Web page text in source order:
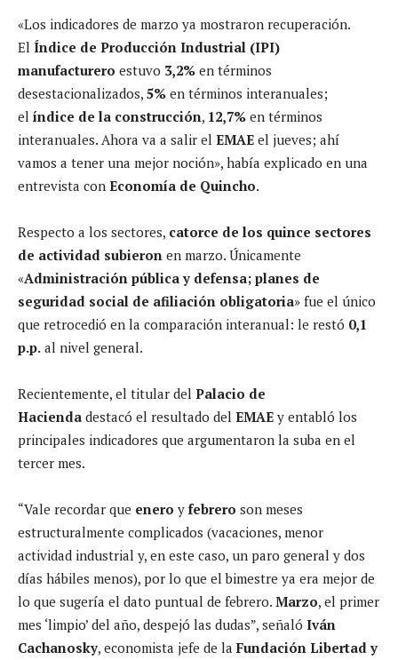
«Los indicadores de marzo ya mostraron recuperación.
El Índice de Producción Industrial (IPI)
manufacturero estuvo 3,2% en términos
desestacionalizados, 5% en términos interanuales;
el índice de la construcción, 12,7% en términos
interanuales. Ahora va a salir el EMAE el jueves; ahí
vamos a tener una mejor noción», había explicado en una
entrevista con Economía de Quincho.
Respecto a los sectores, catorce de los quince sectores
de actividad subieron en marzo. Únicamente
«Administración pública y defensa; planes de
seguridad social de afiliación obligatoria» fue el único
que retrocedió en la comparación interanual: le restó 0,1
p.p. al nivel general.
Recientemente, el titular del Palacio de
Hacienda destacó el resultado del EMAE y entabló los
principales indicadores que argumentaron la suba en el
tercer mes.
“Vale recordar que enero y febrero son meses
estructuralmente complicados (vacaciones, menor
actividad industrial y, en este caso, un paro general y dos
días hábiles menos), por lo que el bimestre ya era mejor de
lo que sugería el dato puntual de febrero. Marzo, el primer
mes ‘limpio’ del año, despejó las dudas”, señaló Iván
Cachanosky, economista jefe de la Fundación Libertad y